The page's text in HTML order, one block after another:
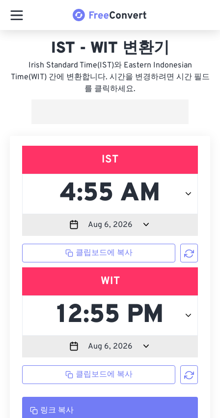
IST - WIT 변환기
Irish Standard Time(IST)와 Eastern Indonesian
Time(WIT) 간에 변환합니다. 시간을 변경하려면 시간 필드
를 클릭하세요.
IST
클립보드에 복사
WIT
클립보드에 복사
링크 복사